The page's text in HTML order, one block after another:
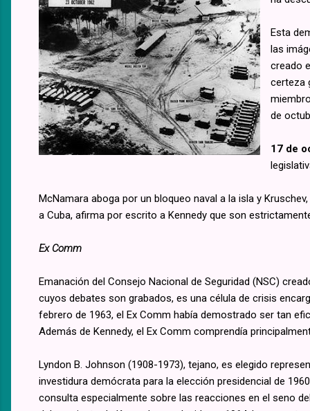
Esta
las
creado
certeza
de
17 de
McNamara aboga por un bloqueo naval a la isla y
a Cuba, afirma por escrito a Kennedy que son
Ex Comm
Emanación del Consejo Nacional de Seguridad (NSC)
cuyos debates son grabados, es una célula de crisis
febrero de 1963, el Ex Comm había demostrado ser tan
Además de Kennedy, el Ex Comm comprendía
Lyndon B. Johnson (1908-1973), tejano, es elegido
investidura demócrata para la elección presidencial de
consulta especialmente sobre las reacciones en el seno